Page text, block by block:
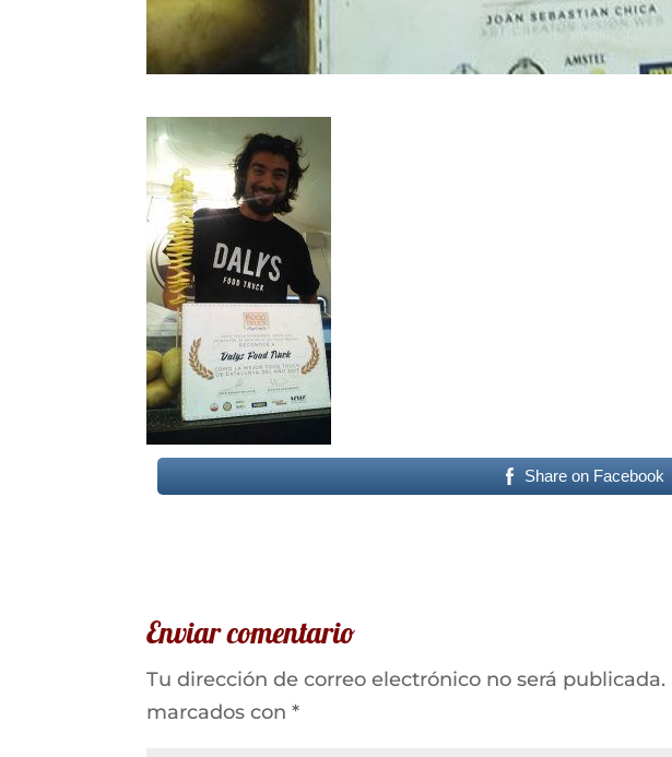
Share on Facebook
Enviar comentario
Tu dirección de correo electrónico no será publicada.
marcados con*